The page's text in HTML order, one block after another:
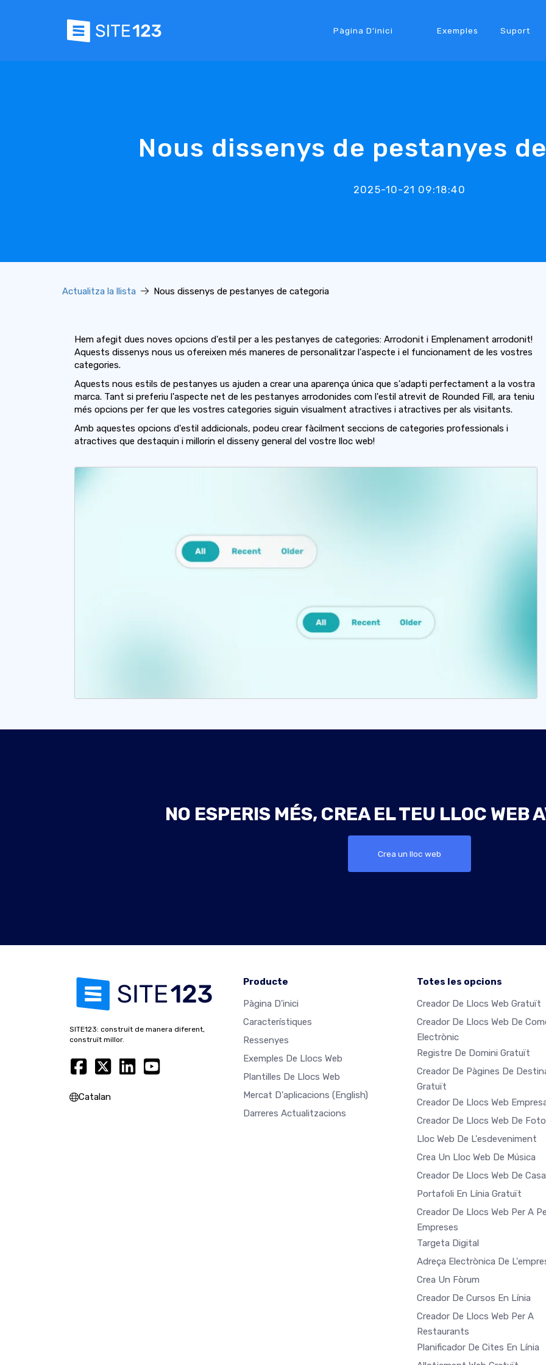
Pàgina D'inici Exemples Suport
Nous dissenys de pestanyes
2025-10-21 09:18:40
Actualitza la llista Nous dissenys de pestanyes de categoria
Hem afegit dues noves opcions d'estil per a les pestanyes de categories: Arrodonit i Emplenament arrodonit!
Aquests dissenys nous us ofereixen més maneres de personalitzar l'aspecte i el funcionament de les vostres
categories.
Aquests nous estils de pestanyes us ajuden a crear una aparença única que s'adapti perfectament a la vostra
marca. Tant si preferiu l'aspecte net de les pestanyes arrodonides com l'estil atrevit de Rounded Fill, ara teniu
més opcions per fer que les vostres categories siguin visualment atractives i atractives per als visitants.
Amb aquestes opcions d'estil addicionals, podeu crear fàcilment seccions de categories professionals i
atractives que destaquin i millorin el disseny general del vostre lloc web!
NO ESPERIS MÉS, CREA EL TEU LLOC WEB
Crea un lloc web
SITE123: construït de manera diferent,
construït millor.
Catalan
Producte
Pàgina D'inici
Característiques
Ressenyes
Exemples De Llocs Web
Plantilles De Llocs Web
Mercat D'aplicacions (English)
Darreres Actualitzacions
Totes les opcions
Creador De Llocs Web Gratuït
Creador De Llocs Web De
Electrònic
Registre De Domini Gratuït
Creador De Pàgines De
Gratuït
Creador De Llocs Web
Creador De Llocs Web De
Lloc Web De L'esdeveniment
Crea Un Lloc Web De Música
Creador De Llocs Web De
Portafoli En Línia Gratuït
Creador De Llocs Web Per A
Empreses
Targeta Digital
Adreça Electrònica De
Crea Un Fòrum
Creador De Cursos En Línia
Creador De Llocs Web Per A
Restaurants
Planificador De Cites En Línia